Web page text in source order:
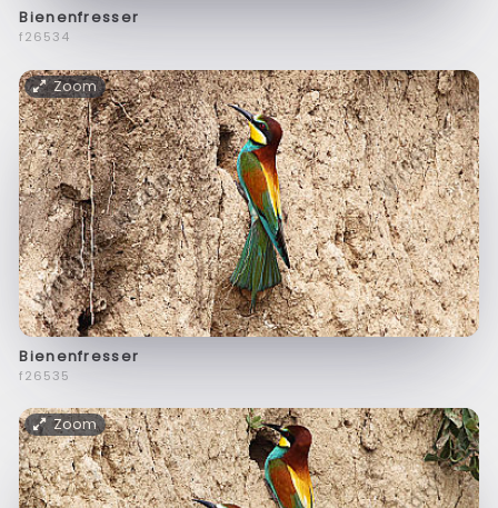
Bienenfresser
f26534
Zoom
Bienenfresser
f26535
Zoom